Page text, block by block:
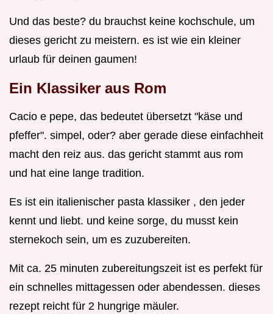
Und das beste? du brauchst keine kochschule, um
dieses gericht zu meistern. es ist wie ein kleiner
urlaub für deinen gaumen!
Ein Klassiker aus Rom
Cacio e pepe, das bedeutet übersetzt "käse und
pfeffer". simpel, oder? aber gerade diese einfachheit
macht den reiz aus. das gericht stammt aus rom
und hat eine lange tradition.
Es ist ein italienischer pasta klassiker , den jeder
kennt und liebt. und keine sorge, du musst kein
sternekoch sein, um es zuzubereiten.
Mit ca. 25 minuten zubereitungszeit ist es perfekt für
ein schnelles mittagessen oder abendessen. dieses
rezept reicht für 2 hungrige mäuler.